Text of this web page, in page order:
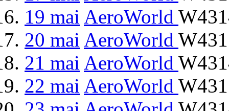
19 mai AeroWorld
20 mai AeroWorld
21 mai AeroWorld
22 mai AeroWorld